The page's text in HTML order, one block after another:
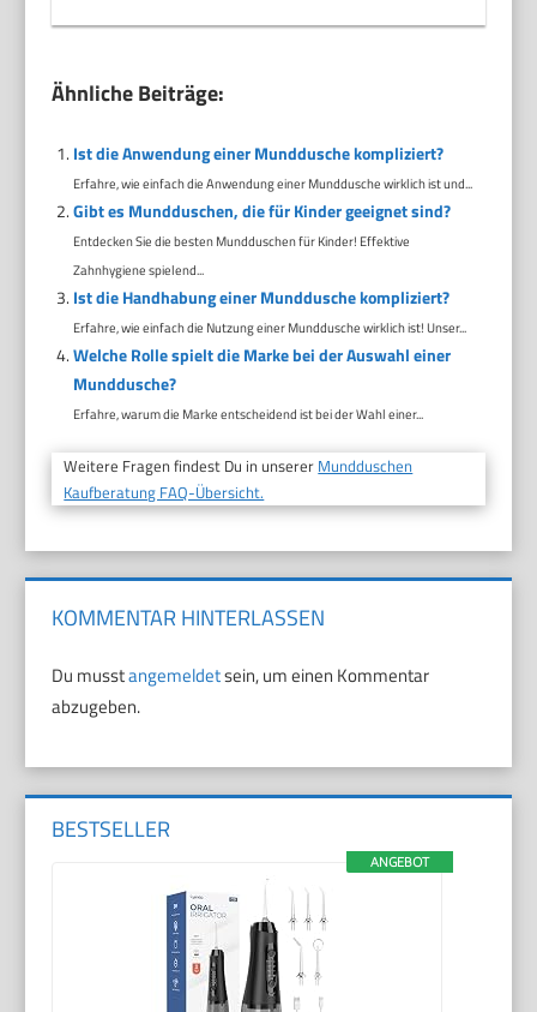
Ähnliche Beiträge:
Ist die Anwendung einer Munddusche kompliziert?
Erfahre, wie einfach die Anwendung einer Munddusche wirklich ist und...
Gibt es Mundduschen, die für Kinder geeignet sind?
Entdecken Sie die besten Mundduschen für Kinder! Effektive
Zahnhygiene spielend...
Ist die Handhabung einer Munddusche kompliziert?
Erfahre, wie einfach die Nutzung einer Munddusche wirklich ist! Unser...
Welche Rolle spielt die Marke bei der Auswahl einer
Munddusche?
Erfahre, warum die Marke entscheidend ist bei der Wahl einer...
Weitere Fragen findest Du in unserer Mundduschen
Kaufberatung FAQ-Übersicht.
KOMMENTAR HINTERLASSEN
Du musstangemeldetsein, um einen Kommentar
abzugeben.
BESTSELLER
ANGEBOT